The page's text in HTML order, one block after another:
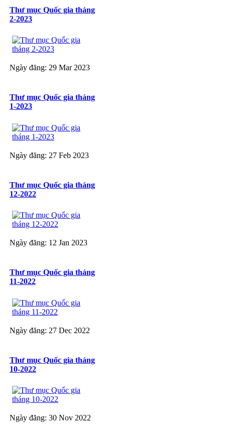
Thư mục Quốc gia tháng
2-2023
Ngày đăng: 29 Mar 2023
Thư mục Quốc gia tháng
1-2023
Ngày đăng: 27 Feb 2023
Thư mục Quốc gia tháng
12-2022
Ngày đăng: 12 Jan 2023
Thư mục Quốc gia tháng
11-2022
Ngày đăng: 27 Dec 2022
Thư mục Quốc gia tháng
10-2022
Ngày đăng: 30 Nov 2022